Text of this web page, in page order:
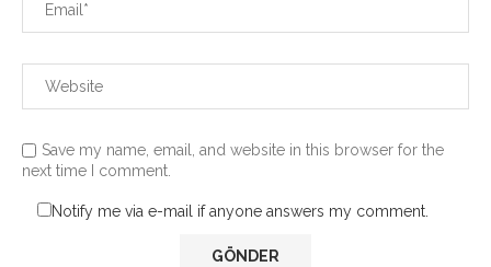
Save my name, email, and website in this browser for the
next time I comment.
Notify me via e-mail if anyone answers my comment.